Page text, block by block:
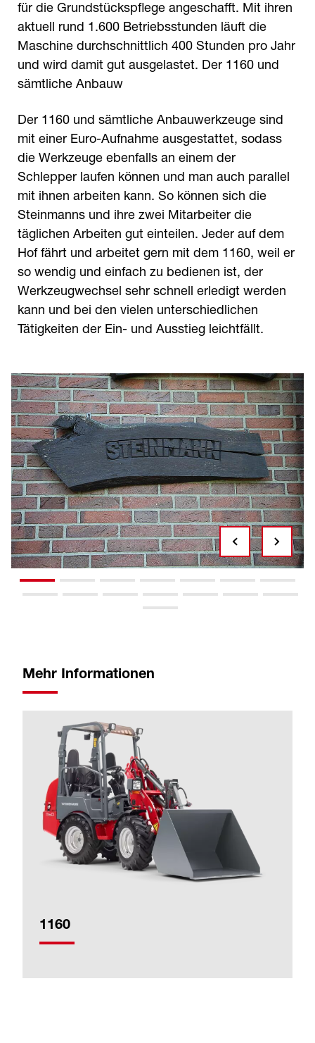
für die Grundstückspflege angeschafft. Mit ihren
aktuell rund 1.600 Betriebsstunden läuft die
Maschine durchschnittlich 400 Stunden pro Jahr
und wird damit gut ausgelastet. Der 1160 und
sämtliche Anbauw
Der 1160 und sämtliche Anbauwerkzeuge sind
mit einer Euro-Aufnahme ausgestattet, sodass
die Werkzeuge ebenfalls an einem der
Schlepper laufen können und man auch parallel
mit ihnen arbeiten kann. So können sich die
Steinmanns und ihre zwei Mitarbeiter die
täglichen Arbeiten gut einteilen. Jeder auf dem
Hof fährt und arbeitet gern mit dem 1160, weil er
so wendig und einfach zu bedienen ist, der
Werkzeugwechsel sehr schnell erledigt werden
kann und bei den vielen unterschiedlichen
Tätigkeiten der Ein- und Ausstieg leichtfällt.
Mehr Informationen
1160